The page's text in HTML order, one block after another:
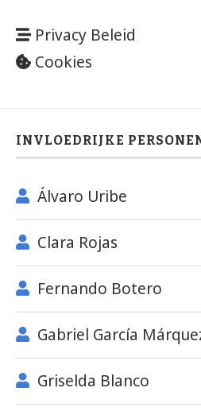
Privacy Beleid
Cookies
INVLOEDRIJKE
Álvaro Uribe
Clara Rojas
Fernando Botero
Gabriel García
Griselda Blanco